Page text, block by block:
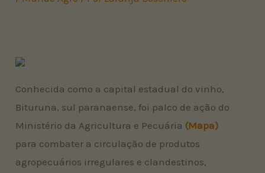
Conhecida como a capital estadual do vinho,
Bituruna, sul paranaense, foi palco de ação do
Ministério da Agricultura e Pecuária (Mapa)
para combater a circulação de produtos
agropecuários irregulares e clandestinos,